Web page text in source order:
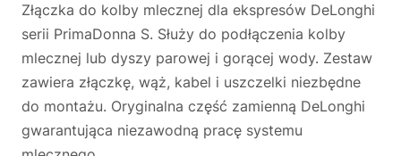
Złączka do kolby mlecznej dla ekspresów DeLonghi
serii PrimaDonna S. Służy do podłączenia kolby
mlecznej lub dyszy parowej i gorącej wody. Zestaw
zawiera złączkę, wąż, kabel i uszczelki niezbędne
do montażu. Oryginalna część zamienną DeLonghi
gwarantująca niezawodną pracę systemu